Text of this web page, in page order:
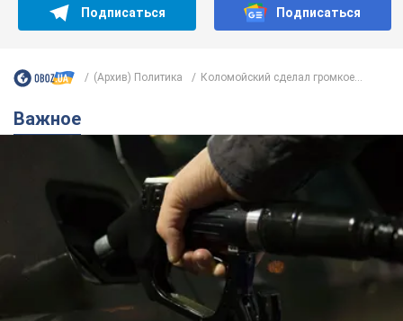
Подписаться Подписаться
(Архив) Политика Коломойский сделал громкое...
Важное